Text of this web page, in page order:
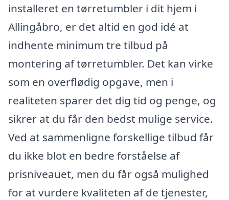
installeret en tørretumbler i dit hjem i
Allingåbro, er det altid en god idé at
indhente minimum tre tilbud på
montering af tørretumbler. Det kan virke
som en overflødig opgave, men i
realiteten sparer det dig tid og penge, og
sikrer at du får den bedst mulige service.
Ved at sammenligne forskellige tilbud får
du ikke blot en bedre forståelse af
prisniveauet, men du får også mulighed
for at vurdere kvaliteten af de tjenester,